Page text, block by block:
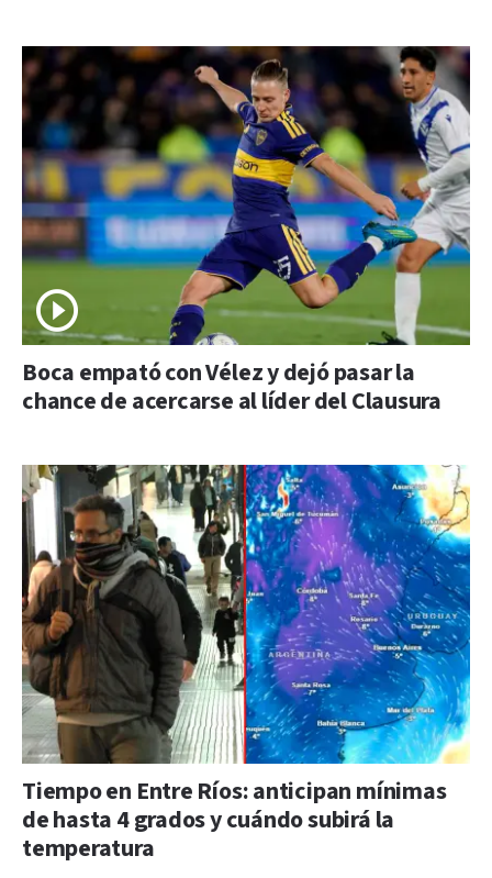
Boca empató con Vélez y dejó pasar la
chance de acercarse al líder del Clausura
Tiempo en Entre Ríos: anticipan mínimas
de hasta 4 grados y cuándo subirá la
temperatura